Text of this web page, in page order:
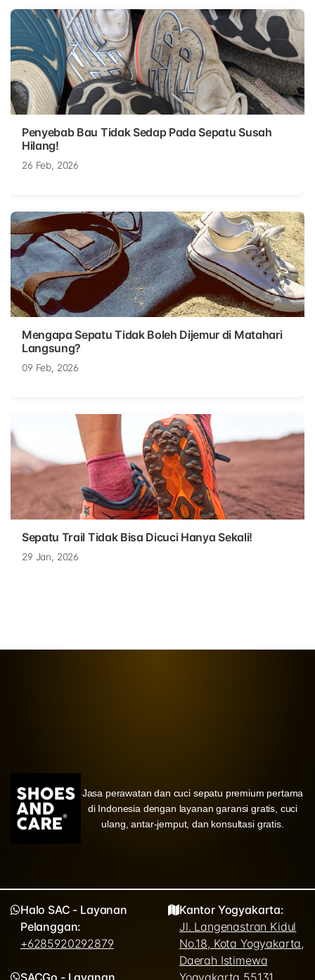
Penyebab Bau Tidak Sedap Pada Sepatu Susah
Hilang!
26 Feb, 2026
Mengapa Sepatu Tidak Boleh Dijemur di Matahari
Langsung?
09 Feb, 2026
Sepatu Trail Tidak Bisa Dicuci Hanya Sekali!
29 Jan, 2026
Jasa perawatan dan cuci sepatu premium pertama
di Indonesia dengan layanan garansi gratis, cuci
ulang, antar-jemput, dan konsultasi gratis.
Halo SAC - Layanan
Pelanggan:
+6285920292879
SACGo - Layanan
Kantor Yogyakarta:
Jl. Langenastran Kidul
No.18, Kota Yogyakarta,
Daerah Istimewa
Yogyakarta 55131